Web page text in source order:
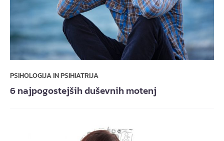
PSIHOLOGIJA IN PSIHIATRIJA
6 najpogostejših duševnih motenj